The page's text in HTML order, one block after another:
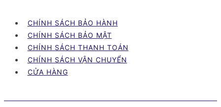
xe
máy
Bình
Phước
cập
nhất
CHÍNH SÁCH BẢO HÀNH
CHÍNH SÁCH BẢO MẬT
CHÍNH SÁCH THANH TOÁN
CHÍNH SÁCH VẬN CHUYỂN
CỬA HÀNG